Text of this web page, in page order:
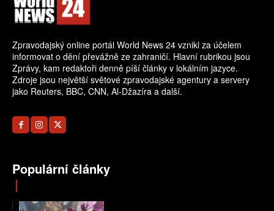
Zpravodajský online portál World News 24 vznikl za účelem
informovat o dění převážně ze zahraničí. Hlavní rubrikou jsou
Zprávy, kam redaktoři denně píší články v lokálním jazyce.
Zdroje jsou největší světové zpravodajské agentury a servery
jako Reuters, BBC, CNN, Al-Džazíra a další.
Populární články